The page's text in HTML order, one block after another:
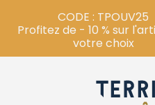
CODE : TPOUV25
Profitez de - 10 % sur
votre choix